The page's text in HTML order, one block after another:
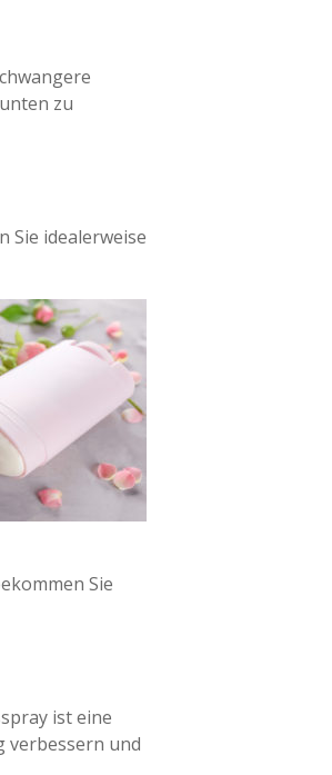
zu
Sie idealerweise
Sie
ist eine
verbessern und